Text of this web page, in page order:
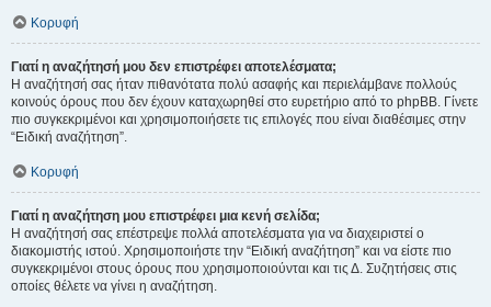
Κορυφή
Γιατί η αναζήτησή μου δεν επιστρέφει αποτελέσματα;
Η αναζήτησή σας ήταν πιθανότατα πολύ ασαφής και περιελάμβανε πολλούς
κοινούς όρους που δεν έχουν καταχωρηθεί στο ευρετήριο από το phpBB. Γίνετε
πιο συγκεκριμένοι και χρησιμοποιήσετε τις επιλογές που είναι διαθέσιμες στην
“Ειδική αναζήτηση”.
Κορυφή
Γιατί η αναζήτηση μου επιστρέφει μια κενή σελίδα;
Η αναζήτησή σας επέστρεψε πολλά αποτελέσματα για να διαχειριστεί ο
διακομιστής ιστού. Χρησιμοποιήστε την “Ειδική αναζήτηση” και να είστε πιο
συγκεκριμένοι στους όρους που χρησιμοποιούνται και τις Δ. Συζητήσεις στις
οποίες θέλετε να γίνει η αναζήτηση.